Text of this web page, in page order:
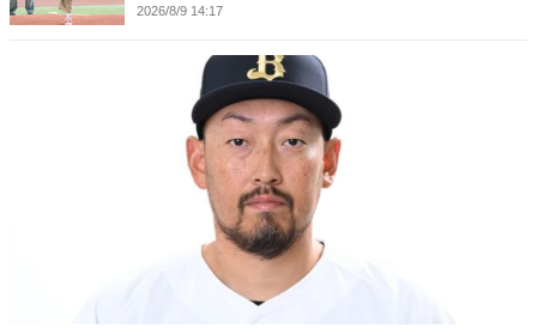
2026/8/9 14:17